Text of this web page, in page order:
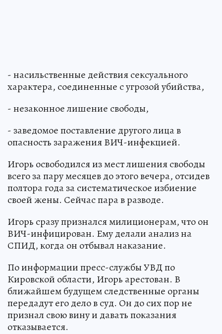
- насильственные действия сексуального
характера, соединенные с угрозой убийства,
- незаконное лишение свободы,
- заведомое поставление другого лица в
опасность заражения ВИЧ-инфекцией.
Игорь освободился из мест лишения свободы
всего за пару месяцев до этого вечера, отсидев
полтора года за систематическое избиение
своей жены. Сейчас пара в разводе.
Игорь сразу признался милиционерам, что он
ВИЧ-инфицирован. Ему делали анализ на
СПИД, когда он отбывал наказание.
По информации пресс-службы УВД по
Кировской области, Игорь арестован. В
ближайшем будущем следственные органы
передадут его дело в суд. Он до сих пор не
признал свою вину и давать показания
отказывается.